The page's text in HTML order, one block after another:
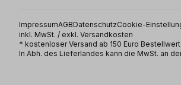
ImpressumAGBDatenschutzCookie-
inkl. MwSt. / exkl. Versandkosten
* kostenloser Versand ab 150 Euro
In Abh. des Lieferlandes kann die MwSt. an